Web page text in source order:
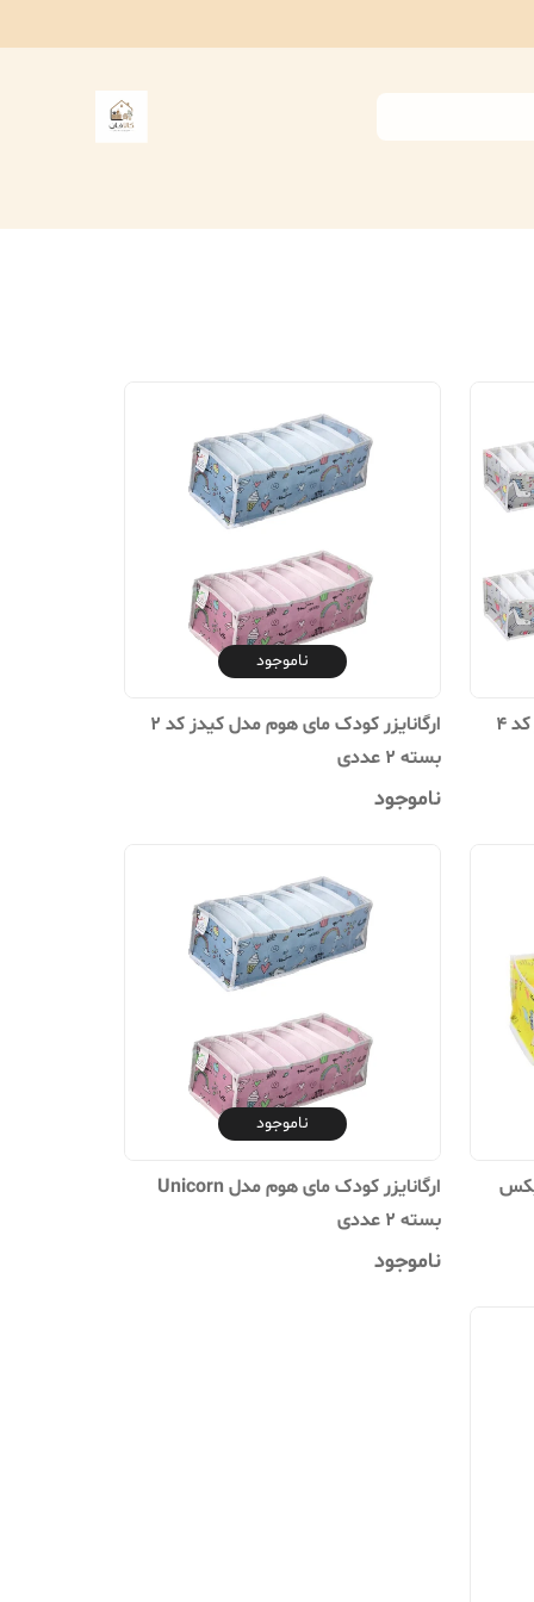
ارگانایزر کودک مای هوم مدل کیدز کد 4
ناموجود
ارگانایزر کودک مای هوم مدل کیدز کد 2
بسته 2 عددی
ناموجود
ناموجود
ارگانایزر کودک مای هوم مدل Unicorn
بسته 2 عددی
ناموجود